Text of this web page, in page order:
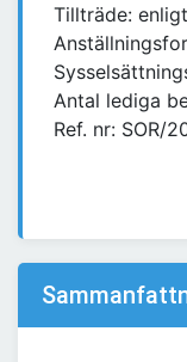
Tillträde:
Antal lediga
Ref. nr: SOR/